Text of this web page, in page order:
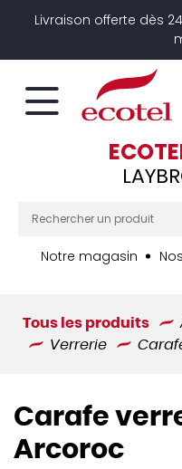
Livraison offerte dès
Notre magasin
Tous les produits
Verrerie
Carafe
Arcoroc
Panneau de gestion des